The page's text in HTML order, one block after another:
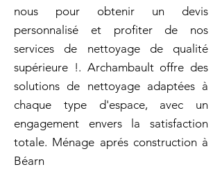
nous pour obtenir un devis
personnalisé et profiter de nos
services de nettoyage de qualité
supérieure !. Archambault offre des
solutions de nettoyage adaptées à
chaque type d'espace, avec un
engagement envers la satisfaction
totale. Ménage aprés construction à
Béarn